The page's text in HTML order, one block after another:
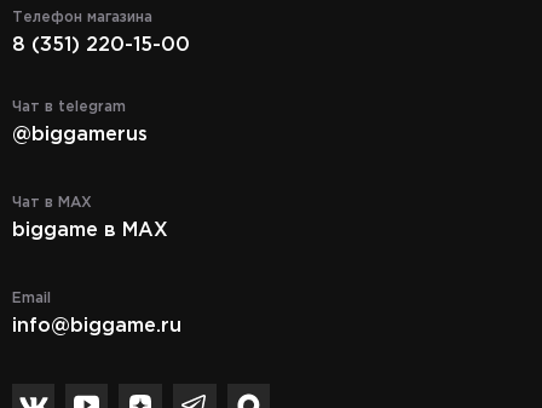
Телефон магазина
8 (351) 220-15-00
Чат в telegram
@biggamerus
Чат в MAX
biggame в MAX
Email
info@biggame.ru